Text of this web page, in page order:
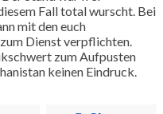
Fall total wurscht. Bei
mit den euch
Dienst verpflichten.
zum Aufpusten
keinen Eindruck.